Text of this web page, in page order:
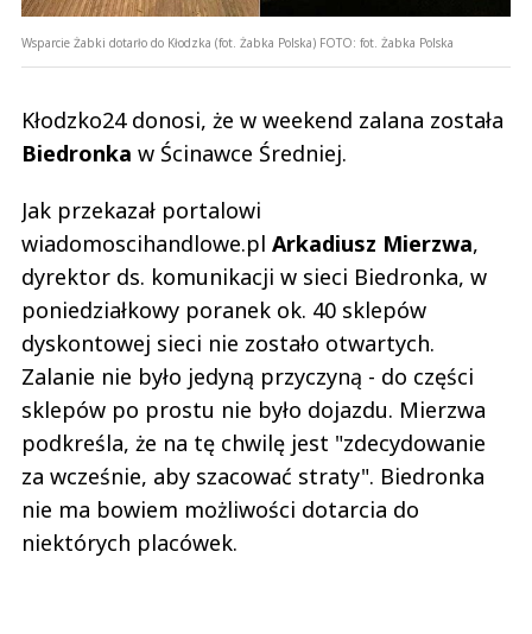
Wsparcie Żabki dotarło do Kłodzka (fot. Żabka Polska) FOTO: fot. Żabka Polska
Kłodzko24 donosi, że w weekend zalana została
Biedronka w Ścinawce Średniej.
Jak przekazał portalowi
wiadomoscihandlowe.pl Arkadiusz Mierzwa,
dyrektor ds. komunikacji w sieci Biedronka, w
poniedziałkowy poranek ok. 40 sklepów
dyskontowej sieci nie zostało otwartych.
Zalanie nie było jedyną przyczyną - do części
sklepów po prostu nie było dojazdu. Mierzwa
podkreśla, że na tę chwilę jest "zdecydowanie
za wcześnie, aby szacować straty". Biedronka
nie ma bowiem możliwości dotarcia do
niektórych placówek.